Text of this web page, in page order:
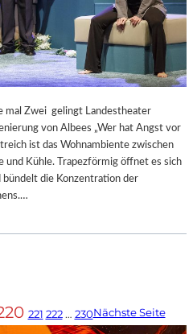
mal Zwei gelingt Landestheater
von Albees „Wer hat Angst vor
ist das Wohnambiente zwischen
und Kühle. Trapezförmig öffnet es sich
die Konzentration der
221 222 … 230Nächste Seite